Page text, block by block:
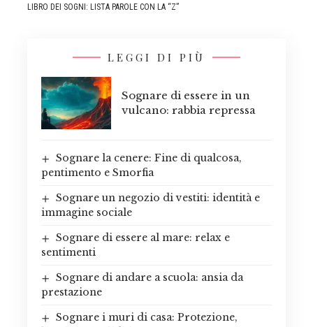
LIBRO DEI SOGNI: LISTA PAROLE CON LA “Z”
LEGGI DI PIÙ
Sognare di essere in un
vulcano: rabbia repressa
Sognare la cenere: Fine di qualcosa,
pentimento e Smorfia
Sognare un negozio di vestiti: identità e
immagine sociale
Sognare di essere al mare: relax e
sentimenti
Sognare di andare a scuola: ansia da
prestazione
Sognare i muri di casa: Protezione,